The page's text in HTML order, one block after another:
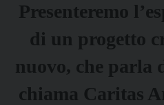
Presenteremo
di un progetto
nuovo, che parla
chiama Caritas